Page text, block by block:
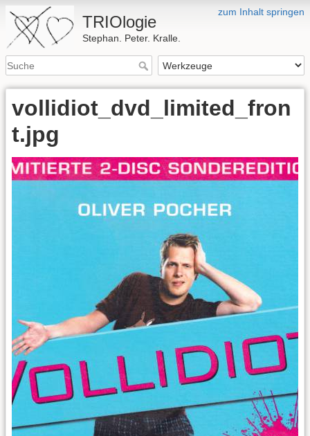
zum Inhalt springen
TRIOlogie
Stephan. Peter. Kralle.
vollidiot_dvd_limited_fron
t.jpg